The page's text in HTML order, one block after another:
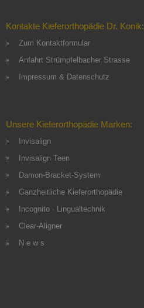
Kontakte Kieferorthopädie Dr. Konik:
Zum Kontaktformular
Anfahrt Strümpfelbacher Strasse
Impressum & Datenschutz
Unsere Kieferorthopädie Marken:
Invisalign
Invisalign Teen
Damon-Bracket-System
Ganzheitliche Kieferorthopädie
Incognito · Lingualtechnik
Clear-Aligner
N e w s